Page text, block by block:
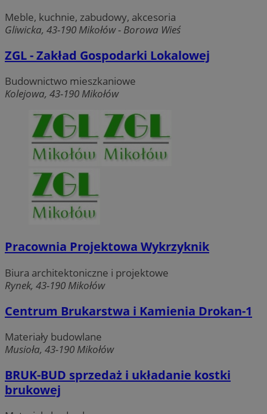
Meble, kuchnie, zabudowy, akcesoria
Gliwicka, 43-190 Mikołów - Borowa Wieś
ZGL - Zakład Gospodarki Lokalowej
Budownictwo mieszkaniowe
Kolejowa, 43-190 Mikołów
Pracownia Projektowa Wykrzyknik
Biura architektoniczne i projektowe
Rynek, 43-190 Mikołów
Centrum Brukarstwa i Kamienia Drokan-1
Materiały budowlane
Musioła, 43-190 Mikołów
BRUK-BUD sprzedaż i układanie kostki
brukowej